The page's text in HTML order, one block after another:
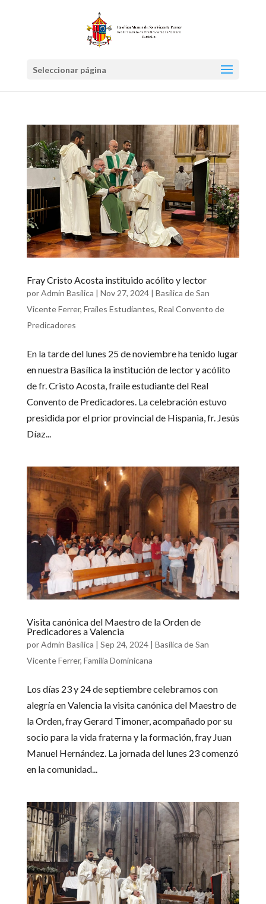
Seleccionar página
Fray Cristo Acosta instituido acólito y lector
porAdmin Basilica | Nov 27, 2024| Basílica de San
Vicente Ferrer, Frailes Estudiantes, Real Convento de
Predicadores
En la tarde del lunes 25 de noviembre ha tenido lugar
en nuestra Basílica la institución de lector y acólito
de fr. Cristo Acosta, fraile estudiante del Real
Convento de Predicadores. La celebración estuvo
presidida por el prior provincial de Hispania, fr. Jesús
Díaz...
Visita canónica del Maestro de la Orden de
Predicadores a Valencia
porAdmin Basilica | Sep 24, 2024| Basílica de San
Vicente Ferrer, Familia Dominicana
Los días 23 y 24 de septiembre celebramos con
alegría en Valencia la visita canónica del Maestro de
la Orden, fray Gerard Timoner, acompañado por su
socio para la vida fraterna y la formación, fray Juan
Manuel Hernández. La jornada del lunes 23 comenzó
en la comunidad...